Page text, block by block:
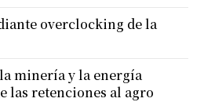
overclocking de la
minería y la energía
las retenciones al agro